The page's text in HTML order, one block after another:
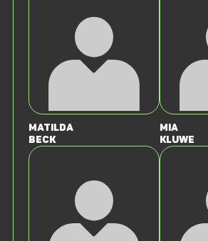
Matilda
Beck
Mia
Kluwe